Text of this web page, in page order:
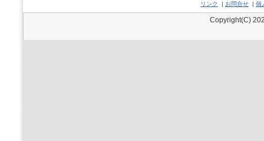
リンク
| お問合せ | 個
Copyright(C)